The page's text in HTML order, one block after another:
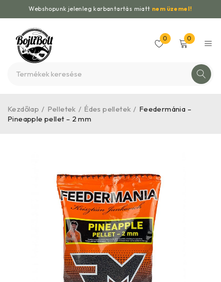
Webshopunk jelenleg karbantartás miatt nem üzemel!
0 0
Kezdőlap / Pelletek / Édes pelletek / Feedermánia –
Pineapple pellet – 2 mm